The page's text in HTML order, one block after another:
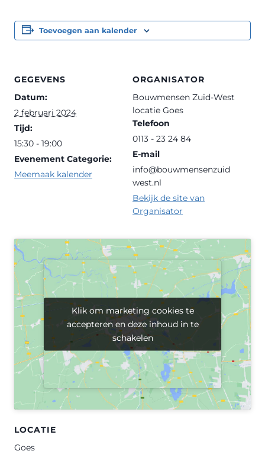
Toevoegen aan kalender
GEGEVENS
Datum:
2 februari 2024
Tijd:
15:30 - 19:00
Evenement Categorie:
Meemaak kalender
ORGANISATOR
Bouwmensen Zuid-West
locatie Goes
Telefoon
0113 - 23 24 84
E-mail
info@bouwmensenzuid
west.nl
Bekijk de site van
Organisator
LOCATIE
Goes
Klik om marketing cookies te
accepteren en deze inhoud in te
schakelen
Klik om marketing cookies te
accepteren en deze inhoud in te
schakelen